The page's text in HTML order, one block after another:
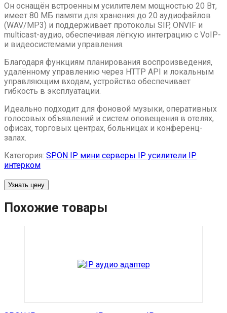
Он оснащён встроенным усилителем мощностью 20 Вт,
имеет 80 МБ памяти для хранения до 20 аудиофайлов
(WAV/MP3) и поддерживает протоколы SIP, ONVIF и
multicast-аудио, обеспечивая лёгкую интеграцию с VoIP-
и видеосистемами управления.
Благодаря функциям планирования воспроизведения,
удалённому управлению через HTTP API и локальным
управляющим входам, устройство обеспечивает
гибкость в эксплуатации.
Идеально подходит для фоновой музыки, оперативных
голосовых объявлений и систем оповещения в отелях,
офисах, торговых центрах, больницах и конференц-
залах.
Категория: SPON IP мини серверы IP усилители IP
интерком
Узнать цену
Похожие товары